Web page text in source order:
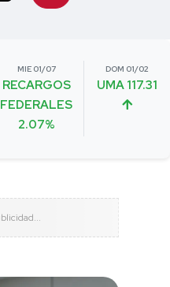
MIE 01/07
RECARGOS
FEDERALES
2.07%
DOM 01/02
UMA 117.31